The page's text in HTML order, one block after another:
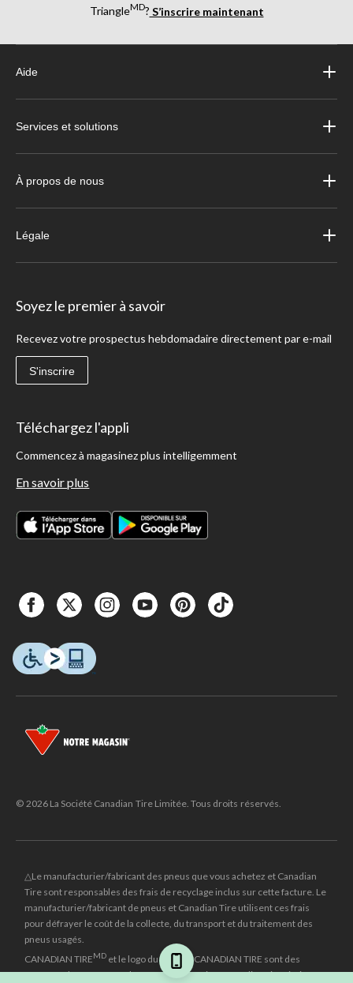
TriangleMD? S’inscrire maintenant
Aide
Services et solutions
À propos de nous
Légale
Soyez le premier à savoir
Recevez votre prospectus hebdomadaire directement par e-mail
S'inscrire
Téléchargez l'appli
Commencez à magasinez plus intelligemment
En savoir plus
© 2026 La Société Canadian Tire Limitée. Tous droits réservés.
△Le manufacturier/fabricant des pneus que vous achetez et Canadian
Tire sont responsables des frais de recyclage inclus sur cette facture. Le
manufacturier/fabricant de pneus et Canadian Tire utilisent ces frais
pour défrayer le coût de la collecte, du transport et du traitement des
pneus usagés.
CANADIAN TIREMD et le logo du triangle CANADIAN TIRE sont des
marques de commerce déposées de la Société Canadian Tire Limitée.